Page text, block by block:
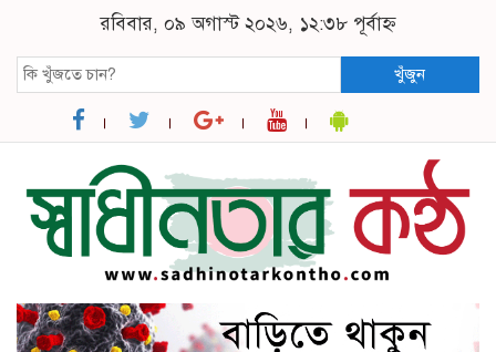
রবিবার, ০৯ অগাস্ট ২০২৬, ১২:৩৮ পূর্বাহ্ন
খুঁজুন